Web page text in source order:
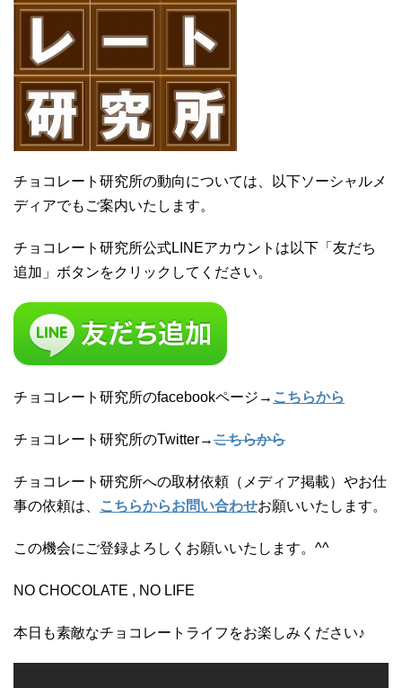
チョコレート研究所の動向については、以下ソーシャルメ
ディアでもご案内いたします。
チョコレート研究所公式LINEアカウントは以下「友だち
追加」ボタンをクリックしてください。
チョコレート研究所のfacebookページ→ こちらから
チョコレート研究所のTwitter→こちらから
チョコレート研究所への取材依頼（メディア掲載）やお仕
事の依頼は、
こちらからお問い合わせお願いいたします。
この機会にご登録よろしくお願いいたします。^^
NO CHOCOLATE , NO LIFE
本日も素敵なチョコレートライフをお楽しみください♪